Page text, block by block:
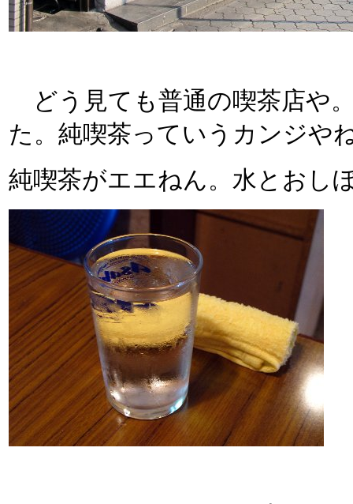
どう見ても普通の喫茶店や
た。純喫茶っていうカンジや
純喫茶がエエねん。水とおし